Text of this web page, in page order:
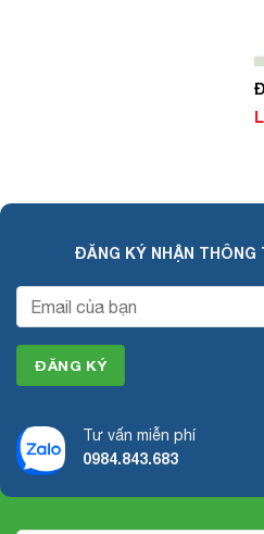
ĐĂNG KÝ NHẬN THÔNG
Tư vấn miễn phí
0984.843.683